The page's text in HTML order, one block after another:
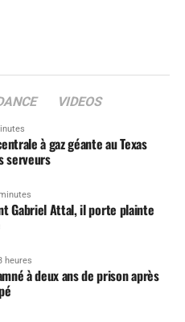
VIDEOS
à gaz géante au Texas
serveurs
Gabriel Attal, il porte plainte
heures
à deux ans de prison après